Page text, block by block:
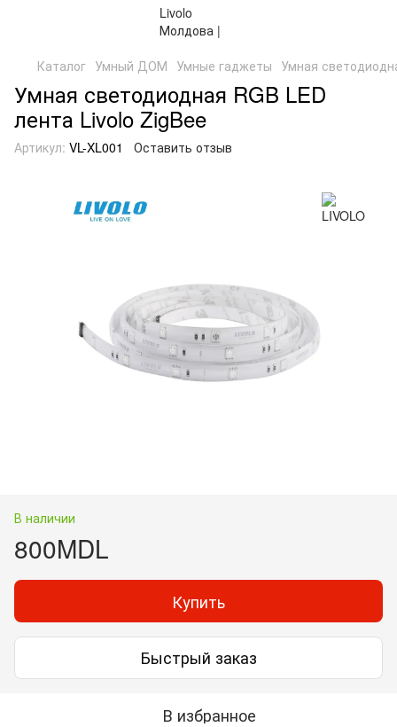
Каталог Умный ДОМ Умные гаджеты Умная
Умная светодиодная RGB LED
лента Livolo ZigBee
Артикул: VL-XL001 Оставить отзыв
В наличии
800MDL
Купить
Быстрый заказ
В избранное